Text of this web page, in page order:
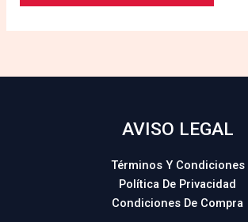
AVISO LEGAL
Términos Y Condiciones
Política De Privacidad
Condiciones De Compra